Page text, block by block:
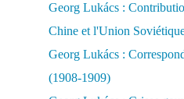
Georg Lukács :
Chine et l'Union
Georg Lukács :
(1908-1909)